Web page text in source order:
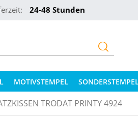
24-48 Stunden
MOTIVSTEMPEL
TRODAT PRINTY 4924